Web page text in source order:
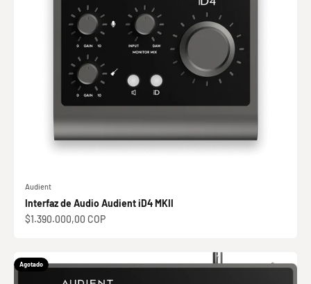
Audient
Interfaz de Audio Audient iD4 MKII
Precio de oferta
$1.390.000,00 COP
Agotado